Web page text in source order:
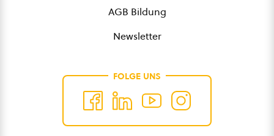
AGB Bildung
Newsletter
FOLGE UNS